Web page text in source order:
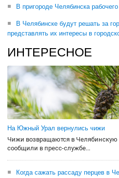
В пригороде Челябинска
В Челябинске будут решать за
представлять их интересы в
ИНТЕРЕСНОЕ
На Южный Урал вернулись чижи
Чижи возвращаются в Челябинскую
сообщили в пресс-службе...
Когда сажать рассаду перцев в